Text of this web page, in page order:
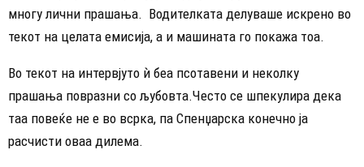
многу лични прашања. Водителката делуваше искрено во
текот на целата емисија, а и машината го покажа тоа.
Во текот на интервјуто ѝ беа псотавени и неколку
прашања повразни со љубовта.Често се шпекулира дека
таа повеќе не е во всрка, па Спенџарска конечно ја
расчисти оваа дилема.